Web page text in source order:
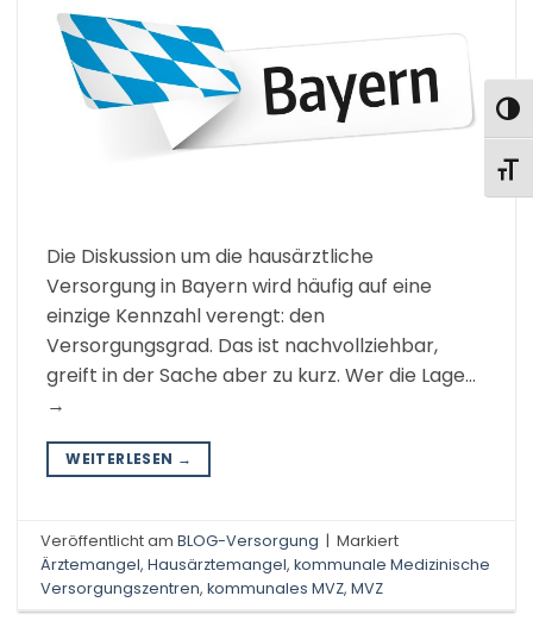
Die Diskussion um die hausärztliche
Versorgung in Bayern wird häufig auf eine
einzige Kennzahl verengt: den
Versorgungsgrad. Das ist nachvollziehbar,
greift in der Sache aber zu kurz. Wer die Lage…
→
WEITERLESEN →
Veröffentlicht amBLOG-Versorgung | Markiert
Ärztemangel,Hausärztemangel,kommunale Medizinische
Versorgungszentren,kommunales MVZ,MVZ